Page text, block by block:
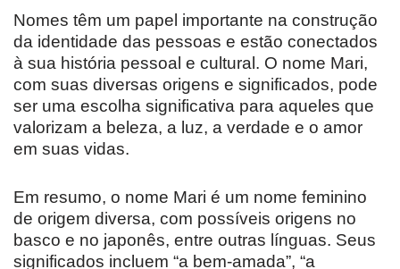
Nomes têm um papel importante na construção
da identidade das pessoas e estão conectados
à sua história pessoal e cultural. O nome Mari,
com suas diversas origens e significados, pode
ser uma escolha significativa para aqueles que
valorizam a beleza, a luz, a verdade e o amor
em suas vidas.
Em resumo, o nome Mari é um nome feminino
de origem diversa, com possíveis origens no
basco e no japonês, entre outras línguas. Seus
significados incluem “a bem-amada”, “a